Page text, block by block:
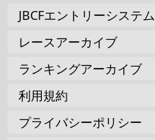
JBCFエントリーシステム
レースアーカイブ
ランキングアーカイブ
利用規約
プライバシーポリシー